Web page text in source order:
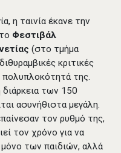
η ταινία έκανε την
Φεστιβάλ
(στο τμήμα
κριτικές
πολυπλοκότητά της.
διάρκεια των 150
ασυνήθιστα μεγάλη.
τον ρυθμό της,
τον χρόνο για να
των παιδιών, αλλά